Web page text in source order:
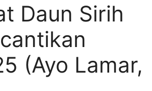
Daun Sirih
(Ayo Lamar,